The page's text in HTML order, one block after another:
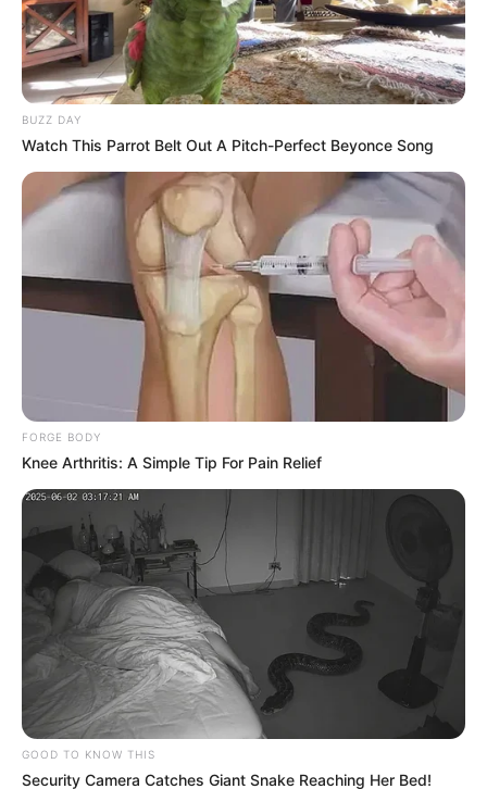
volverán este sábado 23 de mayo en varios sectores de
Bogotá y municipios cercanos de Cundinamarca.De
acuerdo con Enel Colombia, durante la jornada será
necesario suspender el servicio de energía en algunas
zonas mientras las cuadrillas realizan revisiones y
La empresa explicó que estas intervencioneshacen parte
de las labores que se adelantan periódicamente para
evitar daños más grandes y reducir las fallas
inesperadas en el servicio.
LEA TAMBIÉN
Alcaldía le tapa la gotera y le pinta
la fachada: casas quedarán como
nuevas
BUZZ DAY
Watch This Parrot Belt Out A Pitch-Perfect Beyonce Song
FORGE BODY
Knee Arthritis: A Simple Tip For Pain Relief
GOOD TO KNOW THIS
Security Camera Catches Giant Snake Reaching Her Bed!